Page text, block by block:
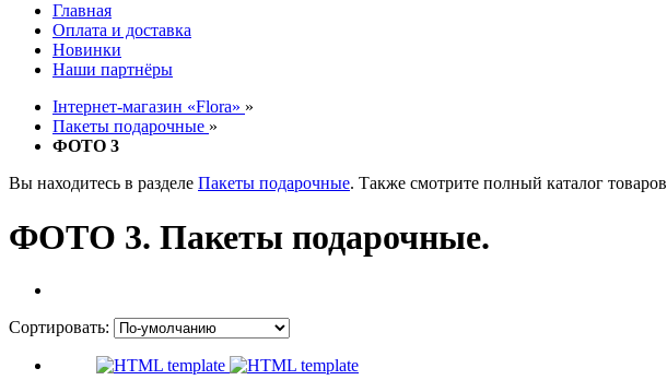
Главная
Оплата и доставка
Новинки
Наши партнёры
Інтернет-магазин «Flora» »
Пакеты подарочные »
ФОТО 3
Вы находитесь в разделе Пакеты подарочные. Также смотрите полный каталог товаров
ФОТО 3. Пакеты подарочные.
Сортировать: